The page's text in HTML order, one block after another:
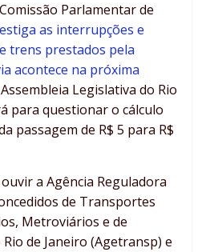
Parlamentar de
as interrupções e
trens prestados pela
acontece na próxima
Legislativa do Rio
para questionar o cálculo
passagem de R$ 5 para R$
a Agência Reguladora
de Transportes
Metroviários e de
de Janeiro (Agetransp) e